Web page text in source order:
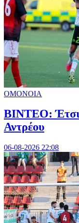
ΟΜΟΝΟΙΑ
ΒΙΝΤΕΟ: Έτσι
Αντρέου
06-08-2026 22:08